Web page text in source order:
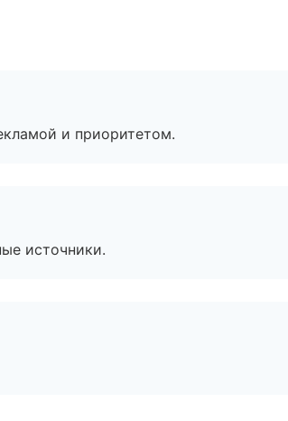
и приоритетом.
источники.